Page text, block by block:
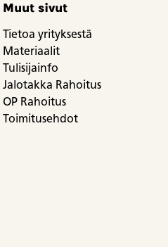
Muut sivut
Tietoa yrityksestä
Materiaalit
Tulisijainfo
Jalotakka Rahoitus
OP Rahoitus
Toimitusehdot